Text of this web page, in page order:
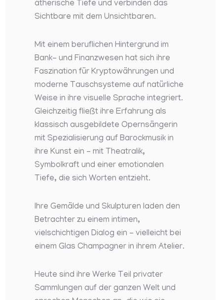
ätherische Tiefe und verbinden das
Sichtbare mit dem Unsichtbaren.
Mit einem beruflichen Hintergrund im
Bank- und Finanzwesen hat sich ihre
Faszination für Kryptowährungen und
moderne Tauschsysteme auf natürliche
Weise in ihre visuelle Sprache integriert.
Gleichzeitig fließt ihre Erfahrung als
klassisch ausgebildete Opernsängerin
mit Spezialisierung auf Barockmusik in
ihre Kunst ein – mit Theatralik,
Symbolkraft und einer emotionalen
Tiefe, die sich Worten entzieht.
Ihre Gemälde und Skulpturen laden den
Betrachter zu einem intimen,
vielschichtigen Dialog ein – vielleicht bei
einem Glas Champagner in ihrem Atelier.
Heute sind ihre Werke Teil privater
Sammlungen auf der ganzen Welt und